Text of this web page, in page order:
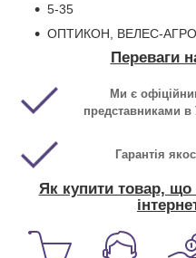
5-35
ОПТИКОН, ВЕЛЕС-АГРО
Переваги
Ми є
представниками в
Гарантія
Як купити товар,